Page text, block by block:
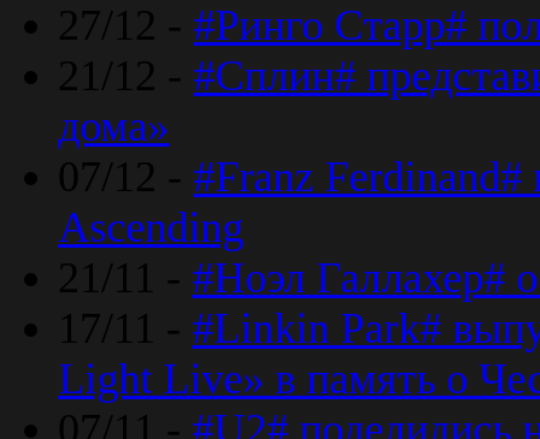
27/12 - #Ринго Старр#
21/12 - #Сплин#
дома»
07/12 - #Franz
Ascending
21/11 - #Ноэл Галлахер#
17/11 - #Linkin Park#
Light Live» в память о